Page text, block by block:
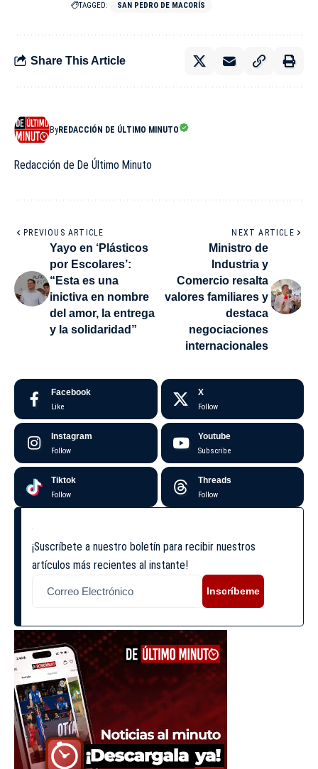
TAGGED: SAN PEDRO DE MACORÍS
Share This Article
ByREDACCIÓN DE ÚLTIMO MINUTO
Redacción de De Último Minuto
PREVIOUS ARTICLE
Yayo en ‘Plásticos
por Escolares’:
“Esta es una
inictiva en nombre
del amor, la entrega
y la solidaridad”
NEXT ARTICLE
Ministro de
Industria y
Comercio resalta
valores familiares y
destaca
negociaciones
internacionales
Facebook
Like
X
Follow
Instagram
Follow
Youtube
Subscribe
Tiktok
Follow
Threads
Follow
¡Suscríbete a nuestro boletín para recibir nuestros
artículos más recientes al instante!
Inscríbeme